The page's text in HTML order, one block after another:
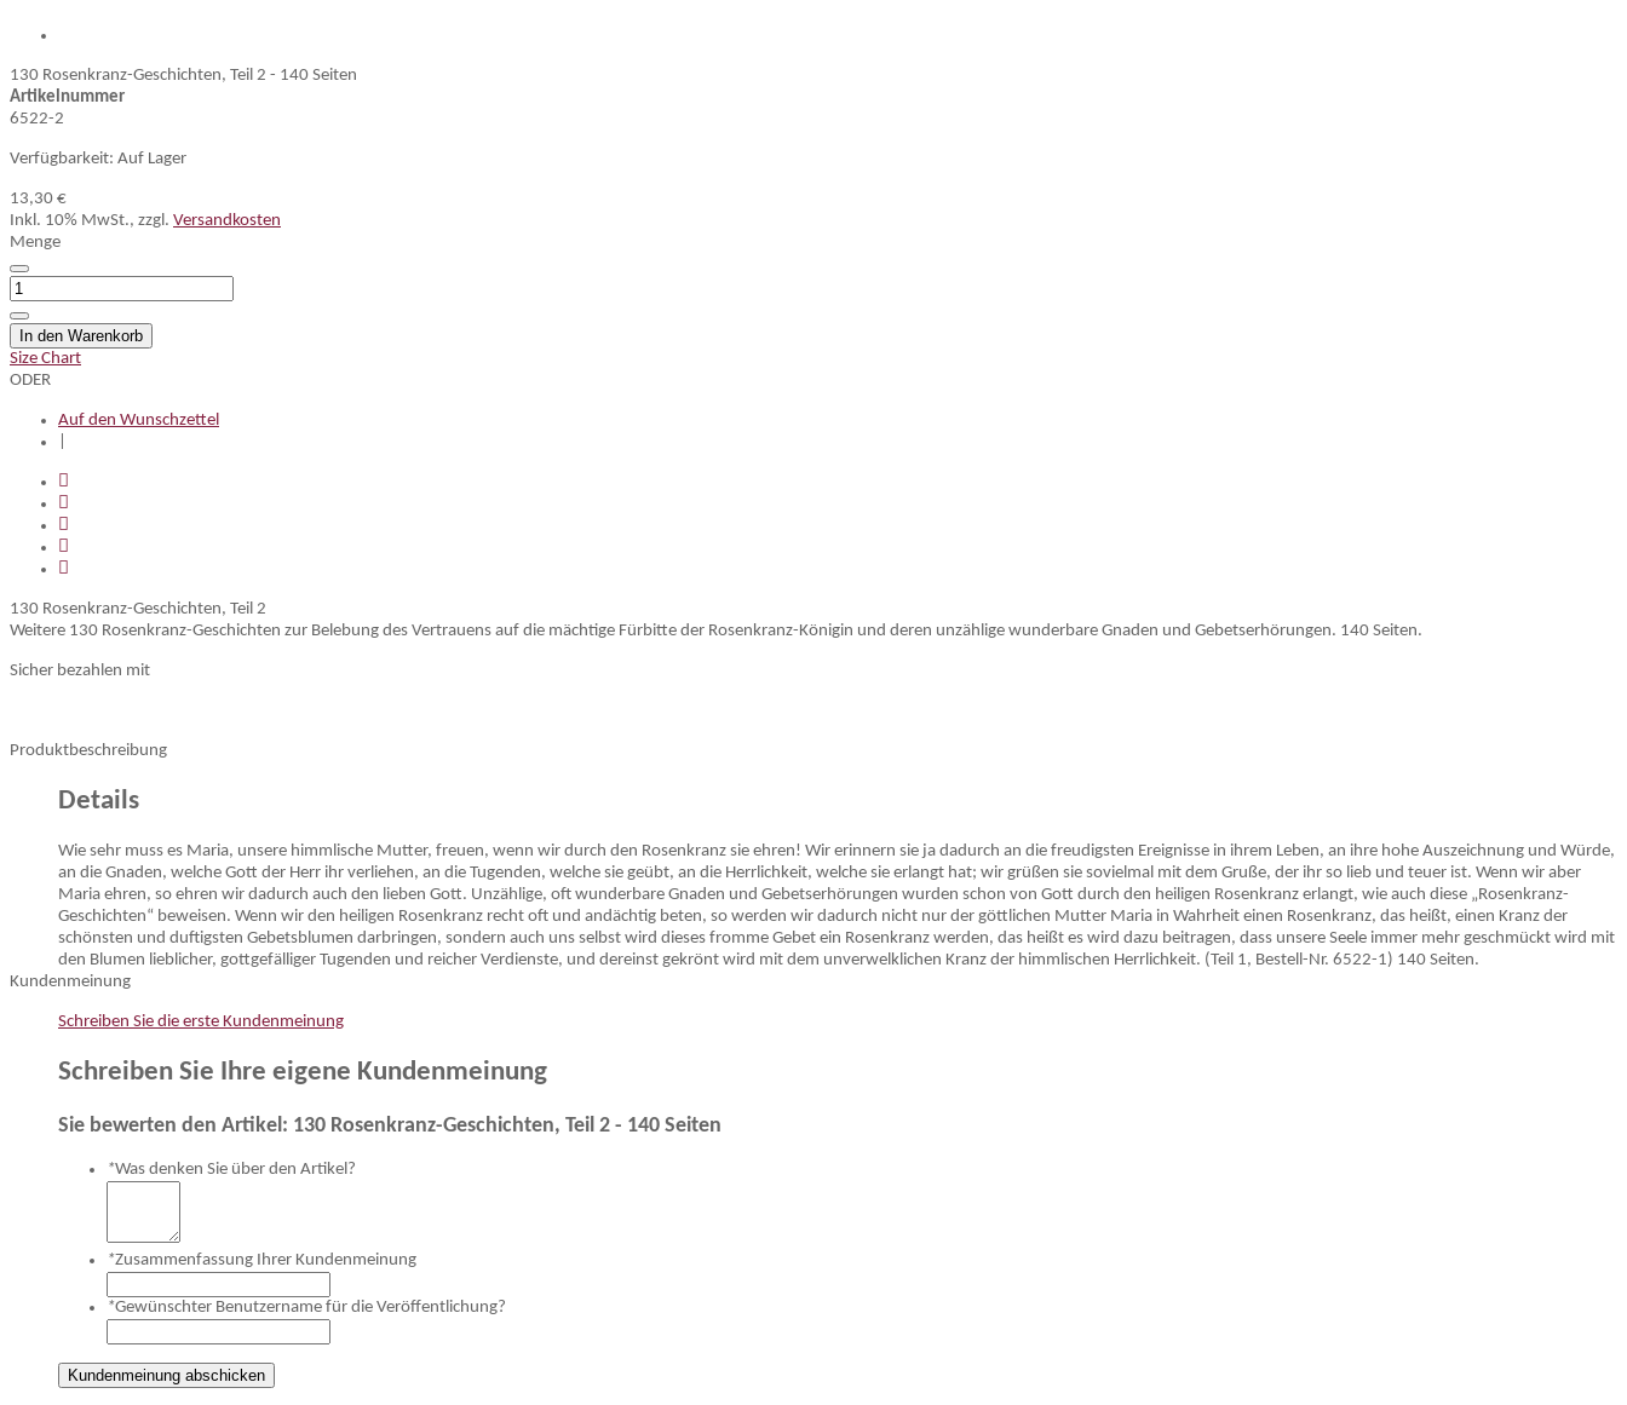
130 Rosenkranz-Geschichten, Teil 2 - 140 Seiten
Artikelnummer
6522-2
Verfügbarkeit: Auf Lager
13,30 €
Inkl. 10% MwSt., zzgl. Versandkosten
Menge
In den Warenkorb
Size Chart
ODER
Auf den Wunschzettel
130 Rosenkranz-Geschichten, Teil 2
Weitere 130 Rosenkranz-Geschichten zur Belebung des Vertrauens auf die mächtige Fürbitte der Rosenkranz-Königin und deren unzählige wunderbare Gnaden und Gebetserhörungen. 140 Seiten.
Sicher bezahlen mit
Produktbeschreibung
Details
Wie sehr muss es Maria, unsere himmlische Mutter, freuen, wenn wir durch den Rosenkranz sie ehren! Wir erinnern sie ja dadurch an die freudigsten Ereignisse in ihrem Leben, an ihre hohe Auszeichnung und Würde,
an die Gnaden, welche Gott der Herr ihr verliehen, an die Tugenden, welche sie geübt, an die Herrlichkeit, welche sie erlangt hat; wir grüßen sie sovielmal mit dem Gruße, der ihr so lieb und teuer ist. Wenn wir aber
Maria ehren, so ehren wir dadurch auch den lieben Gott. Unzählige, oft wunderbare Gnaden und Gebetserhörungen wurden schon von Gott durch den heiligen Rosenkranz erlangt, wie auch diese „Rosenkranz-
Geschichten“ beweisen. Wenn wir den heiligen Rosenkranz recht oft und andächtig beten, so werden wir dadurch nicht nur der göttlichen Mutter Maria in Wahrheit einen Rosenkranz, das heißt, einen Kranz der
schönsten und duftigsten Gebetsblumen darbringen, sondern auch uns selbst wird dieses fromme Gebet ein Rosenkranz werden, das heißt es wird dazu beitragen, dass unsere Seele immer mehr geschmückt wird mit
den Blumen lieblicher, gottgefälliger Tugenden und reicher Verdienste, und dereinst gekrönt wird mit dem unverwelklichen Kranz der himmlischen Herrlichkeit. (Teil 1, Bestell-Nr. 6522-1) 140 Seiten.
Kundenmeinung
Schreiben Sie die erste Kundenmeinung
Schreiben Sie Ihre eigene Kundenmeinung
Sie bewerten den Artikel: 130 Rosenkranz-Geschichten, Teil 2 - 140 Seiten
*Was denken Sie über den Artikel?
*Zusammenfassung Ihrer Kundenmeinung
*Gewünschter Benutzername für die Veröffentlichung?
Kundenmeinung abschicken